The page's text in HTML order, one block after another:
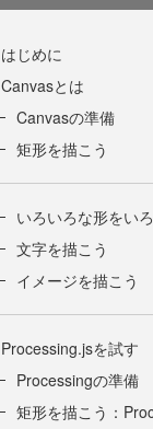
はじめに
Canvasとは
Canvasの準備
矩形を描こう
いろいろな形をい
文字を描こう
イメージを描こう
Processing.jsを試す
Processingの準備
矩形を描こう：